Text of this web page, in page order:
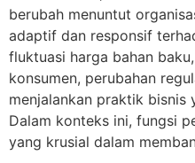
berubah menuntut
adaptif dan responsif
fluktuasi harga bahan
konsumen, perubahan
menjalankan praktik bisnis
Dalam konteks ini, fungsi
yang krusial dalam